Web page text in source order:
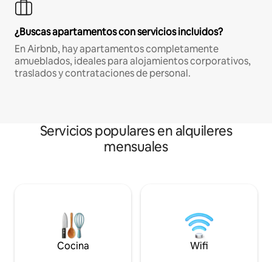
¿Buscas apartamentos con servicios incluidos?
En Airbnb, hay apartamentos completamente
amueblados, ideales para alojamientos corporativos,
traslados y contrataciones de personal.
Servicios populares en alquileres
mensuales
Cocina Wifi